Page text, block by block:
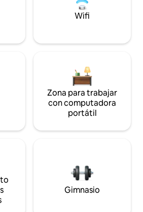
Wifi
Zona para trabajar
con computadora
portátil
Gimnasio